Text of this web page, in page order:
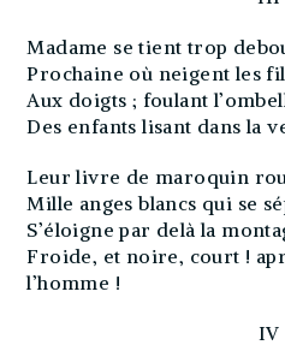
Madame se tient trop
Prochaine où neigent les
Aux doigts ; foulant
Des enfants lisant dans la
Leur livre de maroquin
Mille anges blancs qui se
S’éloigne par delà la
Froide, et noire, court !
l’homme !
IV